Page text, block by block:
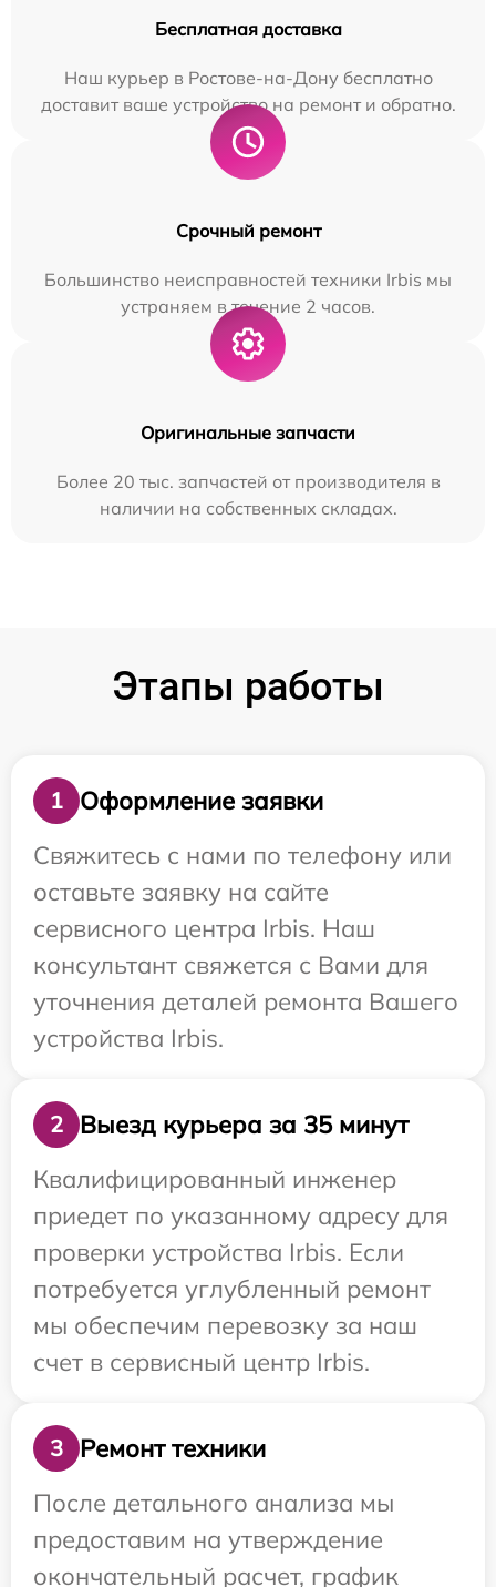
Бесплатная доставка
Наш курьер в Ростове-на-Дону бесплатно
доставит ваше устройство на ремонт и обратно.
Срочный ремонт
Большинство неисправностей техники Irbis мы
устраняем в течение 2 часов.
Оригинальные запчасти
Более 20 тыс. запчастей от производителя в
наличии на собственных складах.
Этапы работы
1
Оформление заявки
Свяжитесь с нами по телефону или
оставьте заявку на сайте
сервисного центра Irbis. Наш
консультант свяжется с Вами для
уточнения деталей ремонта Вашего
устройства Irbis.
2
Выезд курьера за 35 минут
Квалифицированный инженер
приедет по указанному адресу для
проверки устройства Irbis. Если
потребуется углубленный ремонт
мы обеспечим перевозку за наш
счет в сервисный центр Irbis.
3
Ремонт техники
После детального анализа мы
предоставим на утверждение
окончательный расчет, график